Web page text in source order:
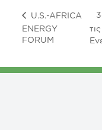
U.S.-AFRICA
ENERGY
FORUM